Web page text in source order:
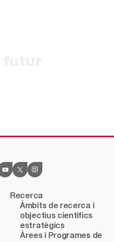
Recerca
Àmbits de recerca i
objectius científics
estratègics
Àrees i Programes de